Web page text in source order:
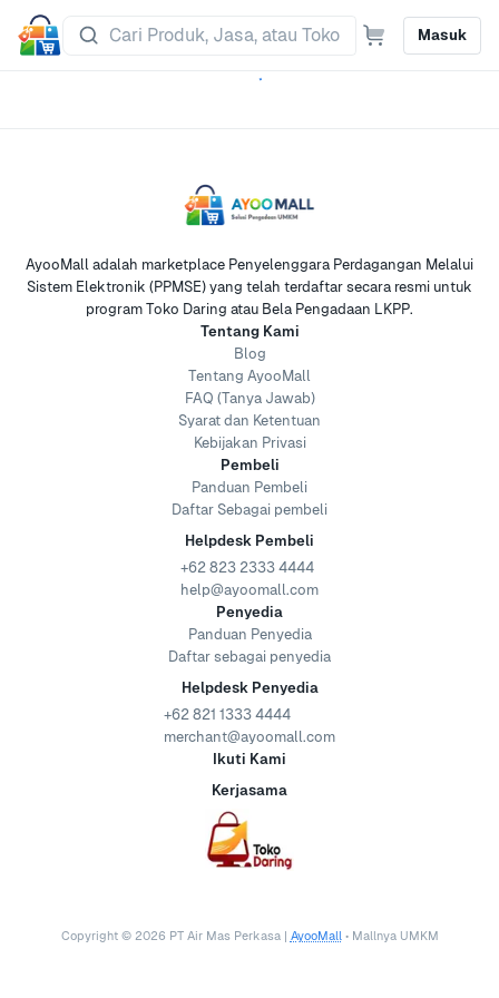
Masuk
AyooMall adalah marketplace Penyelenggara Perdagangan Melalui
Sistem Elektronik (PPMSE) yang telah terdaftar secara resmi untuk
program Toko Daring atau Bela Pengadaan LKPP.
Tentang Kami
Blog
Tentang AyooMall
FAQ (Tanya Jawab)
Syarat dan Ketentuan
Kebijakan Privasi
Pembeli
Panduan Pembeli
Daftar Sebagai pembeli
Helpdesk Pembeli
+62 823 2333 4444
help@ayoomall.com
Penyedia
Panduan Penyedia
Daftar sebagai penyedia
Helpdesk Penyedia
+62 821 1333 4444
merchant@ayoomall.com
Ikuti Kami
Kerjasama
Copyright © 2026 PT Air Mas Perkasa | AyooMall • Mallnya UMKM